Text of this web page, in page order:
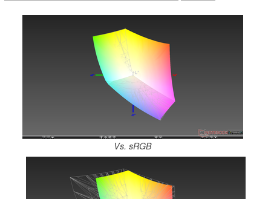
Vs. sRGB